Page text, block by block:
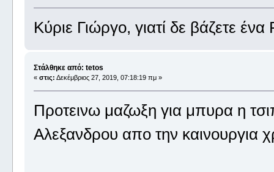
Κύριε Γιώργο, γιατί δε βάζετε
Στάλθηκε από: tetos
« στις: Δεκέμβριος 27, 2019, 07:18:19 πμ »
Προτεινω μαζωξη για μπυρα η
Αλεξανδρου απο την καινουργια